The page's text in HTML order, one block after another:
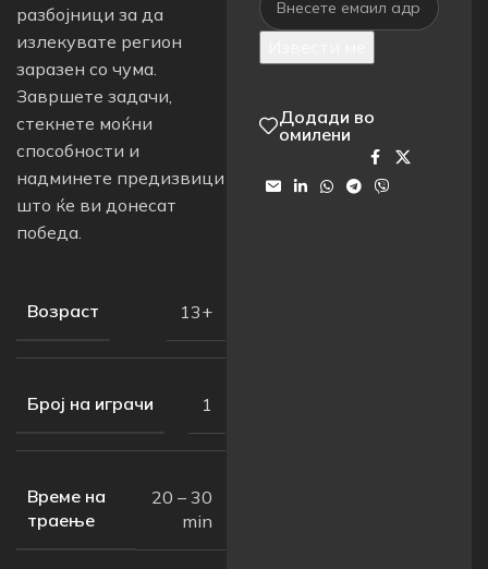
разбојници за да
излекувате регион
заразен со чума.
Завршете задачи,
стекнете моќни
способности и
надминете предизвици
што ќе ви донесат
победа.
Возраст 13+
Број на играчи 1
Време на
траење
20 – 30
min
Додади во
омилени